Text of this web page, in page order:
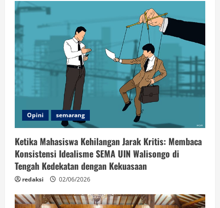
Opini semarang
Ketika Mahasiswa Kehilangan Jarak Kritis: Membaca
Konsistensi Idealisme SEMA UIN Walisongo di
Tengah Kedekatan dengan Kekuasaan
redaksi 02/06/2026